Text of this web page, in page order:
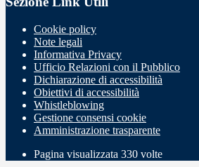
Cookie policy
Note legali
Informativa Privacy
Ufficio Relazioni con il Pubblico
Dichiarazione di accessibilità
Obiettivi di accessibilità
Whistleblowing
Gestione consensi cookie
Amministrazione trasparente
Pagina visualizzata 330 volte